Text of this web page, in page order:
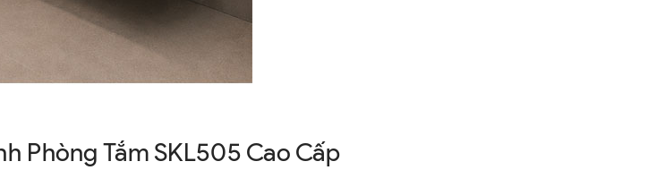
Phòng Tắm SKL505 Cao Cấp